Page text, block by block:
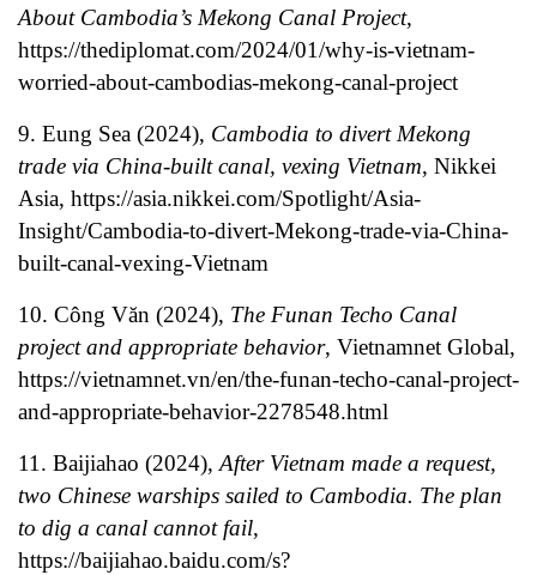
About Cambodia’s Mekong Canal Project,
https://thediplomat.com/2024/01/why-is-vietnam-
worried-about-cambodias-mekong-canal-project
9. Eung Sea (2024), Cambodia to divert Mekong
trade via China-built canal, vexing Vietnam, Nikkei
Asia, https://asia.nikkei.com/Spotlight/Asia-
Insight/Cambodia-to-divert-Mekong-trade-via-China-
built-canal-vexing-Vietnam
10. Công Văn (2024), The Funan Techo Canal
project and appropriate behavior, Vietnamnet Global,
https://vietnamnet.vn/en/the-funan-techo-canal-project-
and-appropriate-behavior-2278548.html
11. Baijiahao (2024),After Vietnam made a request,
two Chinese warships sailed to Cambodia. The plan
to dig a canal cannot fail,
https://baijiahao.baidu.com/s?